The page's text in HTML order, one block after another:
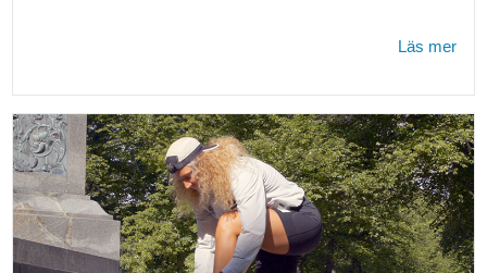
Läs mer